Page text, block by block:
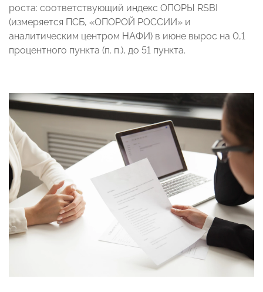
роста: соответствующий индекс ОПОРЫ RSBI
(измеряется ПСБ, «ОПОРОЙ РОССИИ» и
аналитическим центром НАФИ) в июне вырос на 0,1
процентного пункта (п. п.), до 51 пункта.